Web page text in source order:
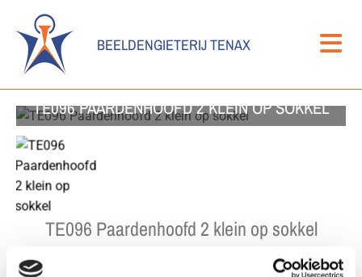
BEELDENGIETERIJ TENAX
TE096 PAARDENHOOFD 2 KLEIN OP SOKKEL
TE096 Paardenhoofd 2 klein op sokkel